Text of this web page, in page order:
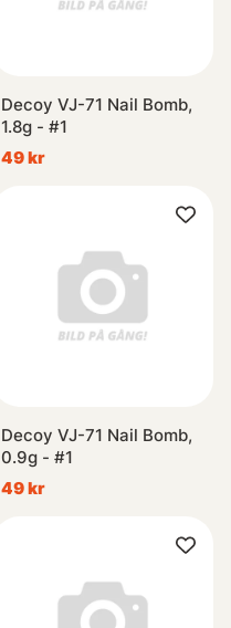
Decoy VJ-71 Nail Bomb,
1.8g - #1
49 kr
Decoy VJ-71 Nail Bomb,
0.9g - #1
49 kr